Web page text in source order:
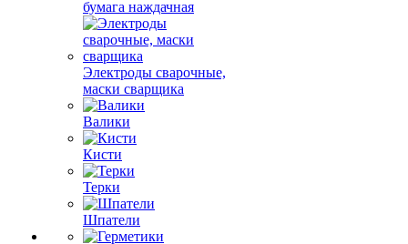
бумага наждачная
Электроды сварочные,
маски сварщика
Валики
Кисти
Терки
Шпатели